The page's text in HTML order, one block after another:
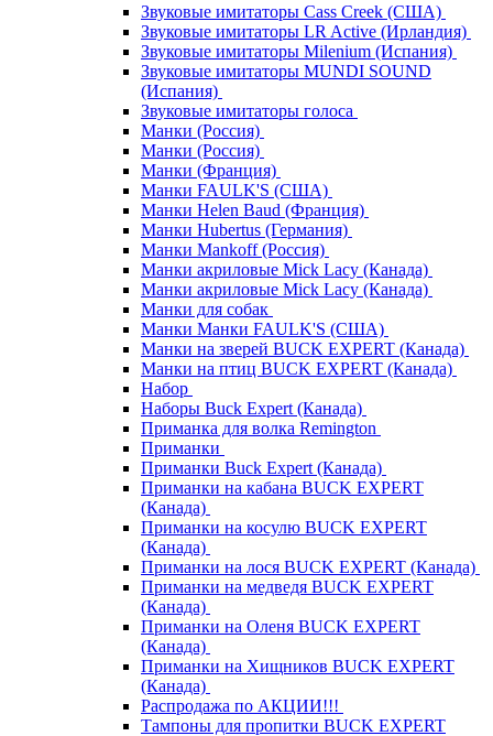
Звуковые имитаторы Cass Creek (США)
Звуковые имитаторы LR Active (Ирландия)
Звуковые имитаторы Milenium (Испания)
Звуковые имитаторы MUNDI SOUND
(Испания)
Звуковые имитаторы голоса
Манки (Россия)
Манки (Россия)
Манки (Франция)
Манки FAULK'S (США)
Манки Helen Baud (Франция)
Манки Hubertus (Германия)
Манки Mankoff (Россия)
Манки акриловые Mick Lacy (Канада)
Манки акриловые Mick Lacy (Канада)
Манки для собак
Манки Манки FAULK'S (США)
Манки на зверей BUCK EXPERT (Канада)
Манки на птиц BUCK EXPERT (Канада)
Набор
Наборы Buck Expert (Канада)
Приманка для волка Remington
Приманки
Приманки Buck Expert (Канада)
Приманки на кабана BUCK EXPERT
(Канада)
Приманки на косулю BUCK EXPERT
(Канада)
Приманки на лося BUCK EXPERT (Канада)
Приманки на медведя BUCK EXPERT
(Канада)
Приманки на Оленя BUCK EXPERT
(Канада)
Приманки на Хищников BUCK EXPERT
(Канада)
Распродажа по АКЦИИ!!!
Тампоны для пропитки BUCK EXPERT